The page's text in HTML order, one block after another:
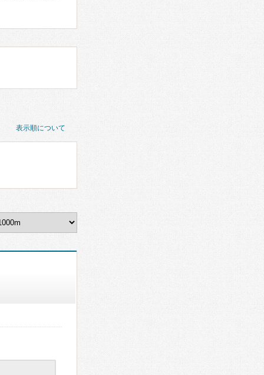
表示順について